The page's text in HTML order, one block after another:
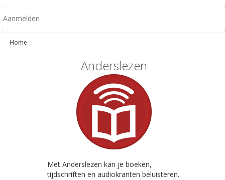
Aanmelden
Home
Anderslezen
Met Anderslezen kan je boeken,
tijdschriften en audiokranten beluisteren.